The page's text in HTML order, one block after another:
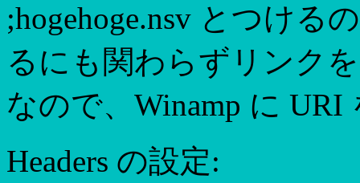
;hogehoge.nsv とつける
るにも関わらずリンク
なので、Winamp に URI
Headers の設定: